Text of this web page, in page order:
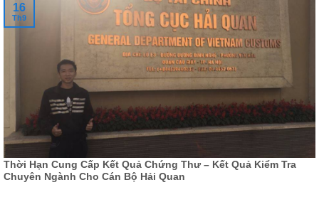
Thời Hạn Cung Cấp Kết Quả Chứng Thư – Kết Quả Kiểm Tra
Chuyên Ngành Cho Cán Bộ Hải Quan
16
Th9